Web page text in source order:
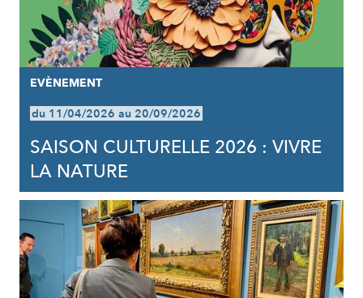
EVÈNEMENT
du 11/04/2026 au 20/09/2026
SAISON CULTURELLE 2026 : VIVRE
LA NATURE